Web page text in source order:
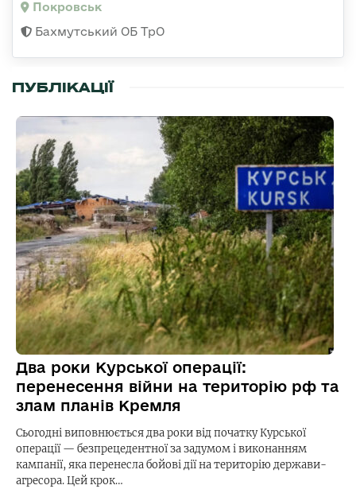
Покровськ
Бахмутський ОБ ТрО
ПУБЛІКАЦІЇ
Два роки Курської операції:
перенесення війни на територію рф та
злам планів Кремля
Сьогодні виповнюється два роки від початку Курської
операції — безпрецедентної за задумом і виконанням
кампанії, яка перенесла бойові дії на територію держави-
агресора. Цей крок…